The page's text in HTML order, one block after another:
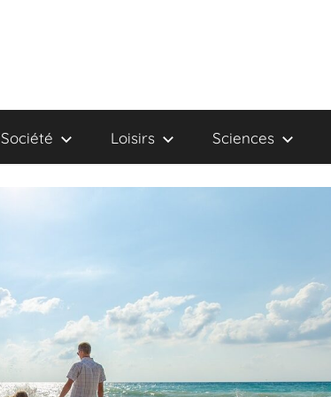
Société Loisirs Sciences